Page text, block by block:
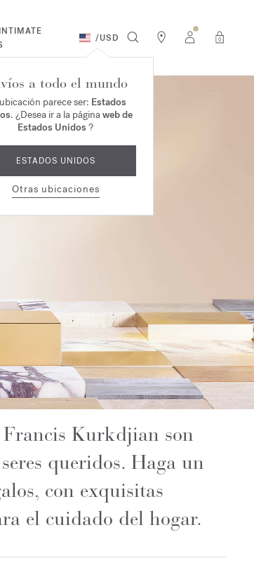
/USD 0
a todo el mundo
parece ser: Estados
. ¿Desea ir a la páginaweb de
Estados Unidos ?
ESTADOS UNIDOS
Otras ubicaciones
Francis Kurkdjian son
queridos. Haga un
con exquisitas
el cuidado del hogar.